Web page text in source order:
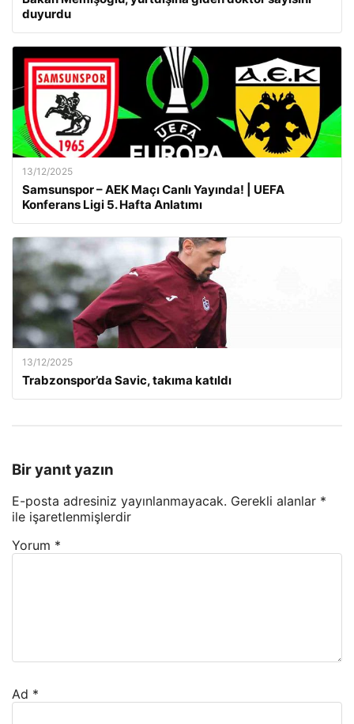
duyurdu
13/12/2025
Samsunspor – AEK Maçı Canlı Yayında! | UEFA
Konferans Ligi 5. Hafta Anlatımı
13/12/2025
Trabzonspor’da Savic, takıma katıldı
Bir yanıt yazın
E-posta adresiniz yayınlanmayacak. Gerekli alanlar *
ile işaretlenmişlerdir
Yorum *
Ad *